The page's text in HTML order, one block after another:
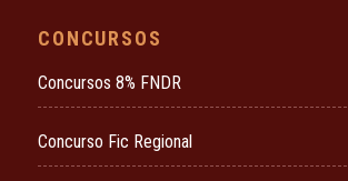
CONCURSOS
Concursos 8% FNDR
Concurso Fic Regional